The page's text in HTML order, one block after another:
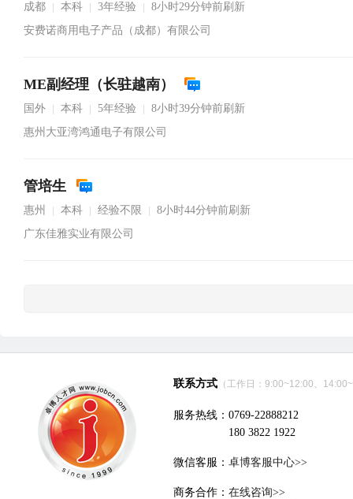
成都 本科 3年经验
8小时29分钟前刷新
安费诺商用电子产品（成都）有限公司
ME副经理（长驻越南）
国外 本科 5年经验
8小时39分钟前刷新
惠州大亚湾鸿通电子有限公司
管培生
惠州 本科 经验不限
8小时44分钟前刷新
广东佳雅实业有限公司
联系方式 （工作日：9:00~12:00、
服务热线：0769-22888212
180 3822 1922
微信客服： 卓博客服中心>>
商务合作： 在线咨询>>